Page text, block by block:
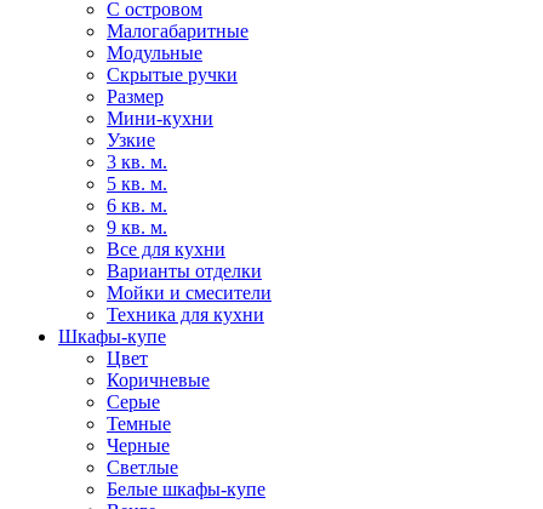
С островом
Малогабаритные
Модульные
Скрытые ручки
Размер
Мини-кухни
Узкие
3 кв. м.
5 кв. м.
6 кв. м.
9 кв. м.
Все для кухни
Варианты отделки
Мойки и смесители
Техника для кухни
Шкафы-купе
Цвет
Коричневые
Серые
Темные
Черные
Светлые
Белые шкафы-купе